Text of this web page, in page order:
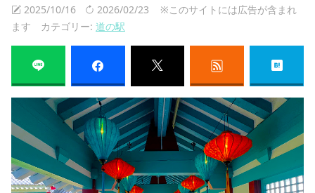
2025/10/16 2026/02/23 ※このサイトには広告が含まれ
ます カテゴリー: 道の駅